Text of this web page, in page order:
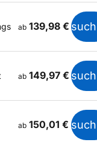
ab 139,98 €
ab 149,97 €
ab 150,01 €